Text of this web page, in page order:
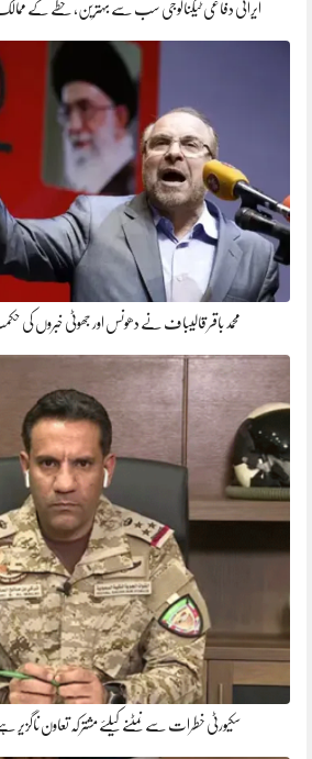
ایرانی دفاعی ٹیکنالوجی سب سے بہترین، خطے کے ممالک کو
محمد باقر قالیباف نے دھونس اور جھوٹی خبروں کی
سکیورٹی خطرات سے نمٹنے کیلئے مشترکہ تعاون